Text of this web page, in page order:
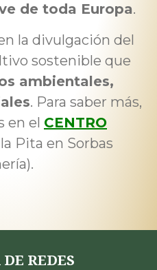
de toda Europa.
la divulgación del
sostenible que
ambientales,
. Para saber más,
en el CENTRO
Pita en Sorbas
REDES